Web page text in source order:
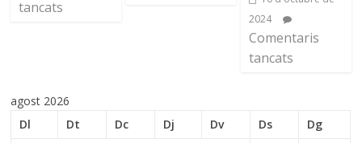
tancats
2024
Comentaris
tancats
agost 2026
Dl
Dt Dc Dj Dv Ds
Dg